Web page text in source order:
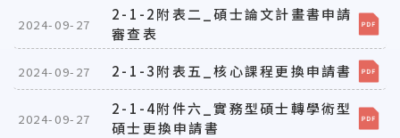
2024-09-27
2-1-2附表二_碩士論文計畫書申請
審查表
2024-09-27 2-1-3附表五_核心課程更換申請書
2024-09-27
2-1-4附件六_實務型碩士轉學術型
碩士更換申請書